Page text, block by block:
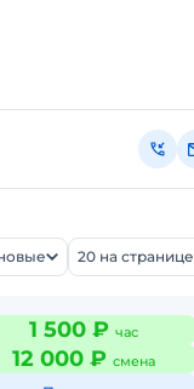
20 на странице
1 500 ₽ час
12 000 ₽ смена